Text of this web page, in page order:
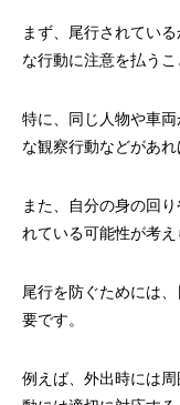
まず、尾行されてい
な行動に注意を払うこ
特に、同じ人物や車
な観察行動などがあれ
また、自分の身の回
れている可能性が考え
尾行を防ぐためには
要です。
例えば、外出時には